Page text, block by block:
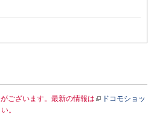
ございます。最新の情報は
ドコモショッ
。